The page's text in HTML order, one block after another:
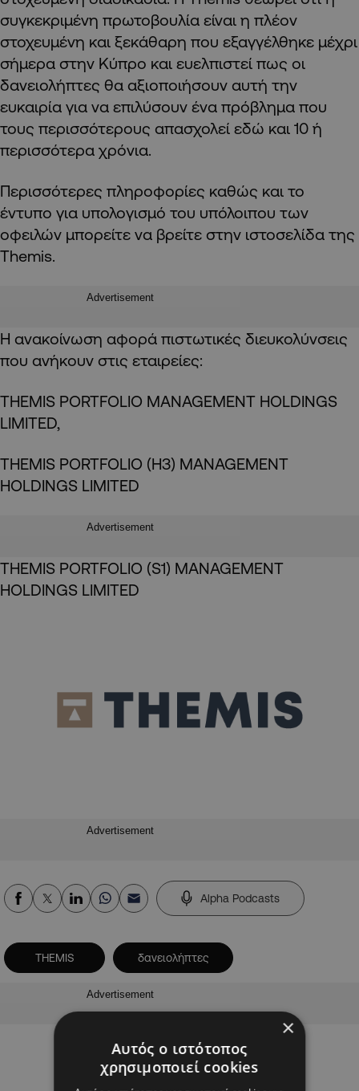
συγκεκριμένη πρωτοβουλία είναι η πλέον
στοχευμένη και ξεκάθαρη που εξαγγέλθηκε μέχρι
σήμερα στην Κύπρο και ευελπιστεί πως οι
δανειολήπτες θα αξιοποιήσουν αυτή την
ευκαιρία για να επιλύσουν ένα πρόβλημα που
τους περισσότερους απασχολεί εδώ και 10 ή
περισσότερα χρόνια.
Περισσότερες πληροφορίες καθώς και το
έντυπο για υπολογισμό του υπόλοιπου των
οφειλών μπορείτε να βρείτε στην ιστοσελίδα της
Themis.
Advertisement
Η ανακοίνωση αφορά πιστωτικές διευκολύνσεις
που ανήκουν στις εταιρείες:
THEMIS PORTFOLIO MANAGEMENT HOLDINGS
LIMITED,
THEMIS PORTFOLIO (H3) MANAGEMENT
HOLDINGS LIMITED
Advertisement
THEMIS PORTFOLIO (S1) MANAGEMENT
HOLDINGS LIMITED
Advertisement
Alpha Podcasts
THEMIS δανειολήπτες
Advertisement
×
Αυτός ο ιστότοπος
χρησιμοποιεί cookies